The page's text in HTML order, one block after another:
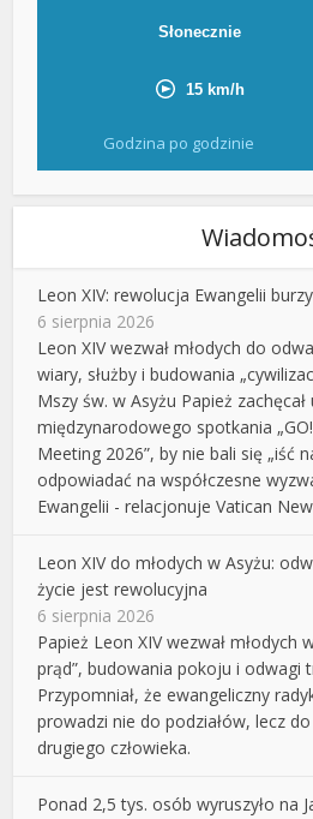
Godzina po godzinie
Leon XIV: rewolucja Ewangelii
6 sierpnia 2026
Leon XIV wezwał młodych do
wiary, służby i budowania
Mszy św. w Asyżu Papież
międzynarodowego spotkania
Meeting 2026”, by nie bali się „iść
odpowiadać na współczesne
Ewangelii - relacjonuje Vatican
Leon XIV do młodych w Asyżu:
życie jest rewolucyjna
6 sierpnia 2026
Papież Leon XIV wezwał młodych
prąd”, budowania pokoju i odwagi
Przypomniał, że ewangeliczny
prowadzi nie do podziałów, lecz
drugiego człowieka.
Ponad 2,5 tys. osób wyruszyło na